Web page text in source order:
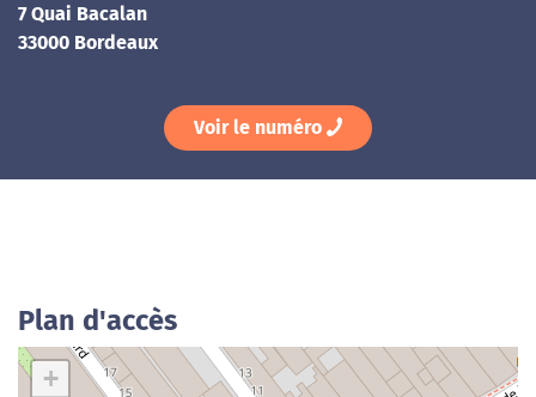
7 Quai Bacalan
33000 Bordeaux
Voir le numéro
Plan d'accès
+